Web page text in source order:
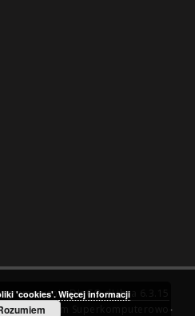
DInGO dLibra 6.3.15
Centrum Superkomputerowo-
'cookies'. Więcej informacji